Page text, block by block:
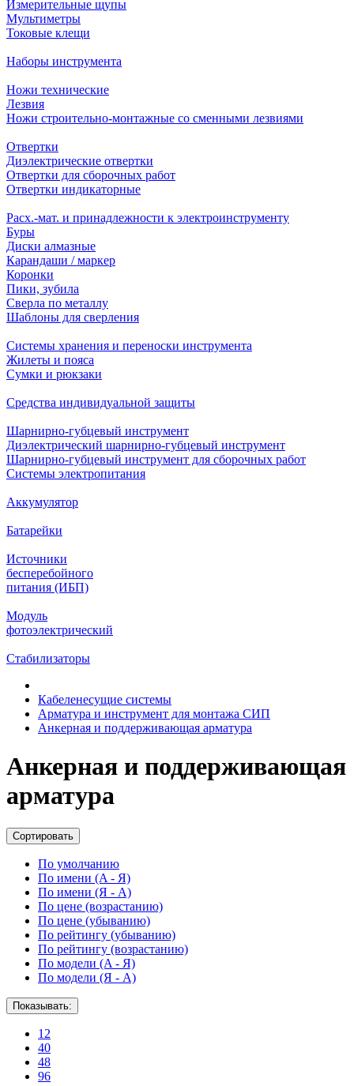
Измерительные щупы
Мультиметры
Токовые клещи
Наборы инструмента
Ножи технические
Лезвия
Ножи строительно-монтажные со сменными лезвиями
Отвертки
Диэлектрические отвертки
Отвертки для сборочных работ
Отвертки индикаторные
Расх.-мат. и принадлежности к электроинструменту
Буры
Диски алмазные
Карандаши / маркер
Коронки
Пики, зубила
Сверла по металлу
Шаблоны для сверления
Системы хранения и переноски инструмента
Жилеты и пояса
Сумки и рюкзаки
Средства индивидуальной защиты
Шарнирно-губцевый инструмент
Диэлектрический шарнирно-губцевый инструмент
Шарнирно-губцевый инструмент для сборочных работ
Системы электропитания
Аккумулятор
Батарейки
Источники
бесперебойного
питания (ИБП)
Модуль
фотоэлектрический
Стабилизаторы
Кабеленесущие системы
Арматура и инструмент для монтажа СИП
Анкерная и поддерживающая арматура
Анкерная и поддерживающая
арматура
Сортировать
По умолчанию
По имени (A - Я)
По имени (Я - A)
По цене (возрастанию)
По цене (убыванию)
По рейтингу (убыванию)
По рейтингу (возрастанию)
По модели (A - Я)
По модели (Я - A)
Показывать:
12
40
48
96